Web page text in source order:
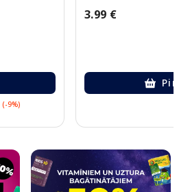
(-9%)
3.99 €